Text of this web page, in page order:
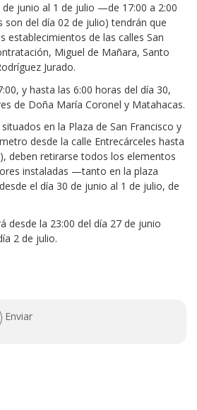
junio al 1 de julio —de 17:00 a 2:00
del día 02 de julio) tendrán que
establecimientos de las calles San
Miguel de Mañara, Santo
Jurado.
y hasta las 6:00 horas del día 30,
de Doña María Coronel y Matahacas.
en la Plaza de San Francisco y
desde la calle Entrecárceles hasta
deben retirarse todos los elementos
instaladas —tanto en la plaza
el día 30 de junio al 1 de julio, de
desde la 23:00 del día 27 de junio
2 de julio.
Enviar